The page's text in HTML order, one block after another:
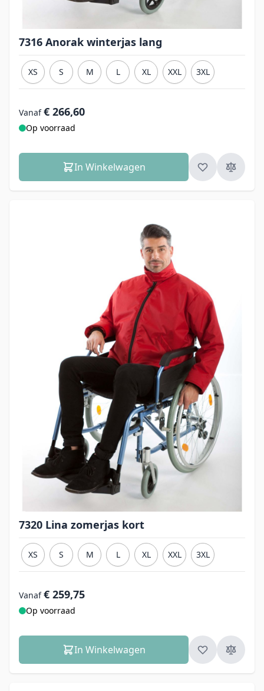
7316 Anorak winterjas lang
XS S M L XL XXL 3XL
Vanaf € 266,60
Op voorraad
In Winkelwagen
7320 Lina zomerjas kort
XS S M L XL XXL 3XL
Vanaf € 259,75
Op voorraad
In Winkelwagen